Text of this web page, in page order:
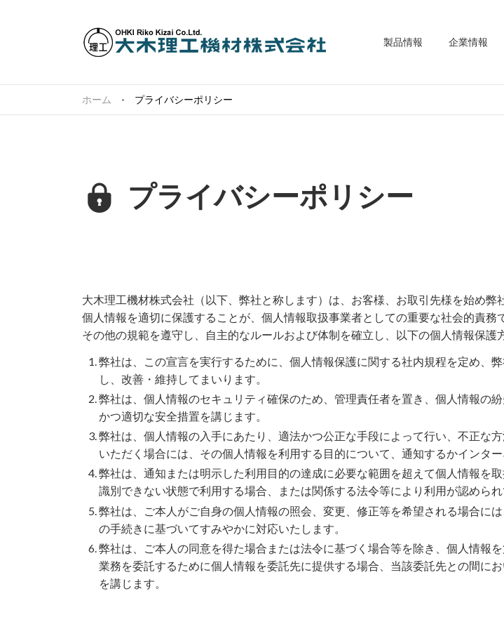
製品情報 企業情報
ホーム プライバシーポリシー
プライバシーポリシー
大木理工機材株式会社（以下、弊社と称します）は、お客様、お取引先様を始め
個人情報を適切に保護することが、個人情報取扱事業者としての重要な社会的責
その他の規範を遵守し、自主的なルールおよび体制を確立し、以下の個人情報保護
弊社は、この宣言を実行するために、個人情報保護に関する社内規程を定め、
し、改善・維持してまいります。
弊社は、個人情報のセキュリティ確保のため、管理責任者を置き、個人情報の
かつ適切な安全措置を講じます。
弊社は、個人情報の入手にあたり、適法かつ公正な手段によって行い、不正な
いただく場合には、その個人情報を利用する目的について、通知するかインタ
弊社は、通知または明示した利用目的の達成に必要な範囲を超えて個人情報を
識別できない状態で利用する場合、または関係する法令等により利用が認められ
弊社は、ご本人がご自身の個人情報の照会、変更、修正等を希望される場合に
の手続きに基づいてすみやかに対応いたします。
弊社は、ご本人の同意を得た場合または法令に基づく場合等を除き、個人情報を
業務を委託するために個人情報を委託先に提供する場合、当該委託先との間に
を講じます。